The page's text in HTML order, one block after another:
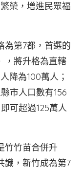
榮，增進民眾福
為第7都，首選的
，將升格為直轄
降為100萬人；
市人口數有156
可超過125萬人
竹竹苗合併升
識，新竹成為第7